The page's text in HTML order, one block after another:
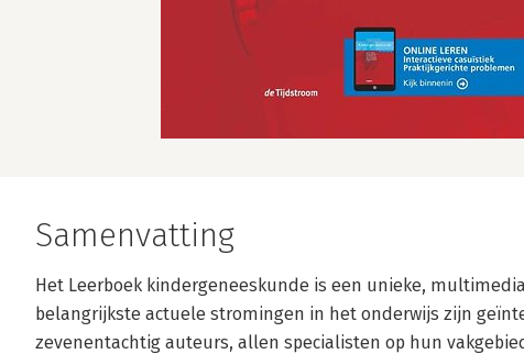
Samenvatting
Het Leerboek kindergeneeskunde is een unieke,
belangrijkste actuele stromingen in het onderwijs zijn
zevenentachtig auteurs, allen specialisten op hun